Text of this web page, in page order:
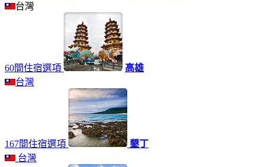
台灣
60間住宿選項
高雄
台灣
167間住宿選項
墾丁
台灣